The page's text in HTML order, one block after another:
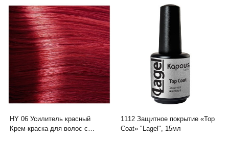
HY 06 Усилитель красный
Крем-краска для волос с
1112 Защитное покрытие «Top
Coat» "Lagel", 15мл